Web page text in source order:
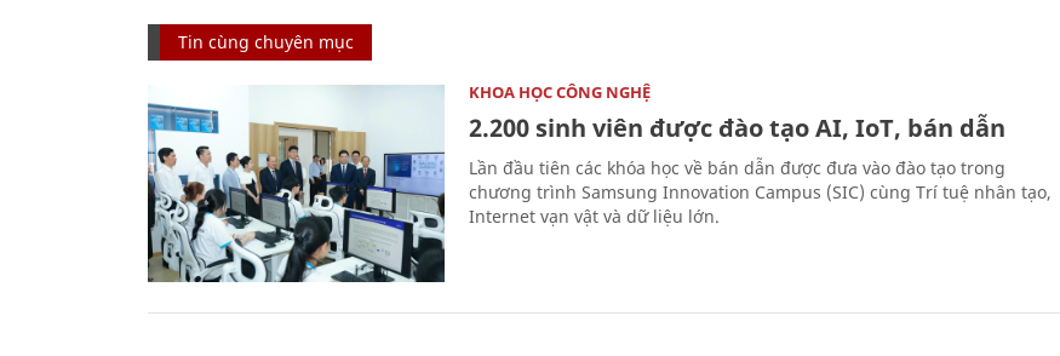
Tin cùng chuyên mục
KHOA HỌC CÔNG NGHỆ
2.200 sinh viên được đào tạo AI, IoT, bán dẫn
Lần đầu tiên các khóa học về bán dẫn được đưa vào đào tạo trong
chương trình Samsung Innovation Campus (SIC) cùng Trí tuệ nhân tạo,
Internet vạn vật và dữ liệu lớn.